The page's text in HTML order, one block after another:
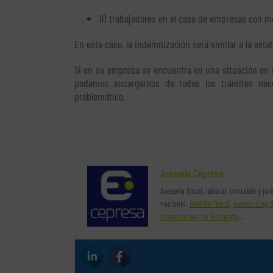
10 trabajadores en el caso de empresas con
En este caso, la indemnización será similar a la
Si en su empresa se encuentra en una situación en
podemos encargarnos de todos los trámites
problemático.
Asesoría Cepresa
Asesoría fiscal, laboral, contable y
nacional. Gestión fiscal, outsourcing
inspecciones de Hacienda…